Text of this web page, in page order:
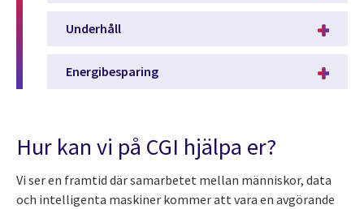
Underhåll
Energibesparing
Hur kan vi på CGI hjälpa er?
Vi ser en framtid där samarbetet mellan människor, data
och intelligenta maskiner kommer att vara en avgörande